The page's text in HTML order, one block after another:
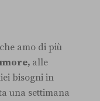
amo di più
alle
bisogni in
una settimana